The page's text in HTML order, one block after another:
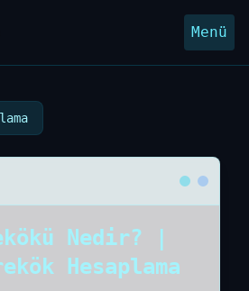
Menü
Nedir? |
Hesaplama